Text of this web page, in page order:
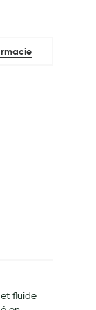
fluide